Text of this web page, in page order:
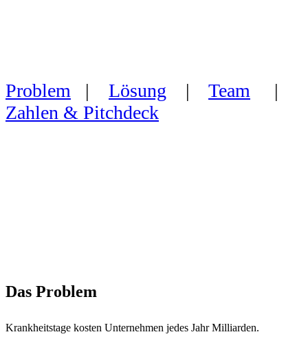
Problem | Lösung | Team |
Zahlen & Pitchdeck
Das Problem
Krankheitstage kosten Unternehmen jedes Jahr Milliarden.